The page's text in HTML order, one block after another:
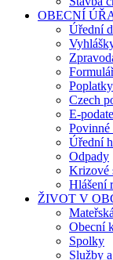
OBECNÍ
Úřední
Poplatky
Czech
E-
Povinné
Úřední
Odpady
Krizové
Hlášení
ŽIVOT V
Obecní
Spolky
Služby